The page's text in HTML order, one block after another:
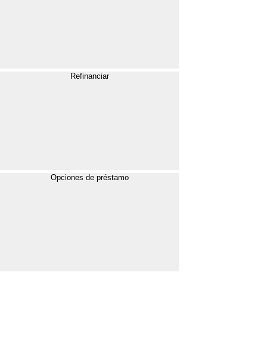
Refinanciar
Opciones de préstamo